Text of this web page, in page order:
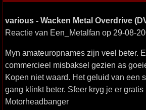
various - Wacken Metal Overdrive
Reactie van Een_Metalfan op 29-08-
Myn amateuropnames zijn veel beter.
commercieel misbaksel gezien as
Kopen niet waard. Het geluid van een
gang klinkt beter. Sfeer kryg je er gratis
Motorheadbanger